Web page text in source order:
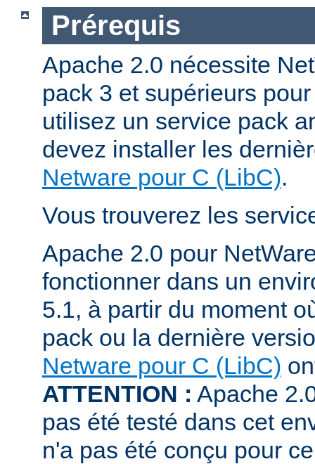
Prérequis
Apache 2.0 nécessite
pack 3 et supérieurs
utilisez un service pack
devez installer les
Netware pour C (LibC).
Vous trouverez les
Apache 2.0 pour
fonctionner dans un
5.1, à partir du moment
pack ou la dernière
Netware pour C (LibC)
ATTENTION : Apache
pas été testé dans cet
n'a pas été conçu pour